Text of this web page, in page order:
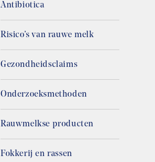
Antibiotica
Risico’s van rauwe melk
Gezondheidsclaims
Onderzoeksmethoden
Rauwmelkse producten
Fokkerij en rassen